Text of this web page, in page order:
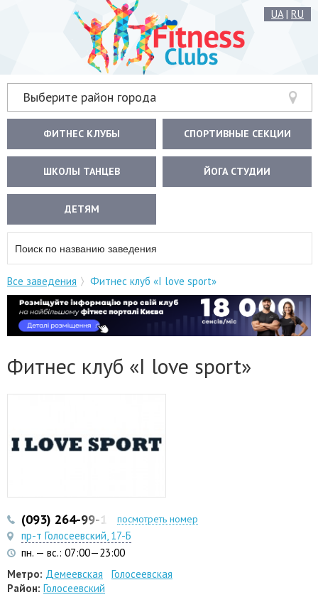
UA| RU
Выберите район города
ФИТНЕС КЛУБЫ СПОРТИВНЫЕ СЕКЦИИ
ШКОЛЫ ТАНЦЕВ ЙОГА СТУДИИ
ДЕТЯМ
Все заведения Фитнес клуб «I love sport»
Фитнес клуб «I love sport»
(093) 264-99-11 (098) 768-11-58
посмотреть номер
пр-т Голосеевский, 17-Б
пн. — вс.: 07:00—23:00
Метро: Демеевская
Голосеевская
Район: Голосеевский